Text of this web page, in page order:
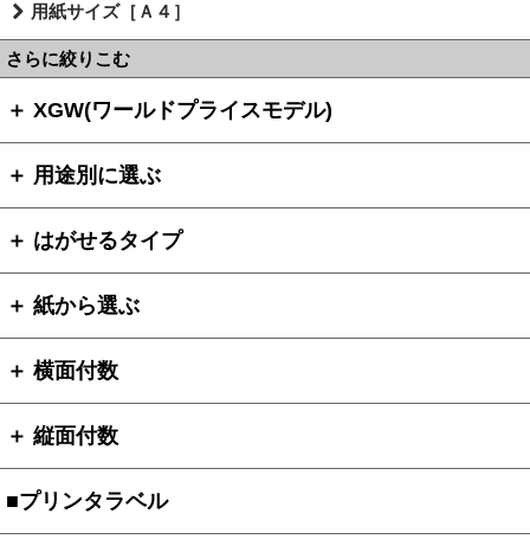
用紙サイズ［Ａ４］
さらに絞りこむ
＋ XGW(ワールドプライスモデル)
＋ 用途別に選ぶ
＋ はがせるタイプ
＋ 紙から選ぶ
＋ 横面付数
＋ 縦面付数
■プリンタラベル